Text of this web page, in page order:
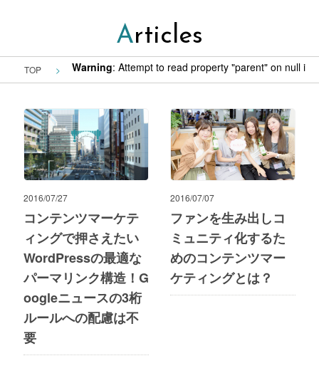
Articles
TOP Warning: Attempt to read property "parent" on null in
2016/07/27
コンテンツマーケテ
ィングで押さえたい
WordPressの最適な
パーマリンク構造！G
oogleニュースの3桁
ルールへの配慮は不
要
2016/07/07
ファンを生み出しコ
ミュニティ化するた
めのコンテンツマー
ケティングとは？